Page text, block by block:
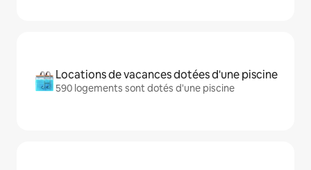
Locations de vacances dotées d'une piscine
590 logements sont dotés d'une piscine